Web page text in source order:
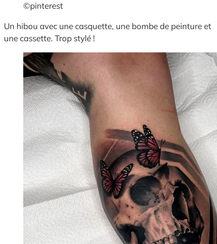
©pinterest
Un hibou avec une casquette, une bombe de peinture et
une cassette. Trop stylé !